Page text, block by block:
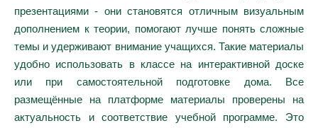
презентациями - они становятся отличным визуальным
дополнением к теории, помогают лучше понять сложные
темы и удерживают внимание учащихся. Такие материалы
удобно использовать в классе на интерактивной доске
или при самостоятельной подготовке дома. Все
размещённые на платформе материалы проверены на
актуальность и соответствие учебной программе. Это